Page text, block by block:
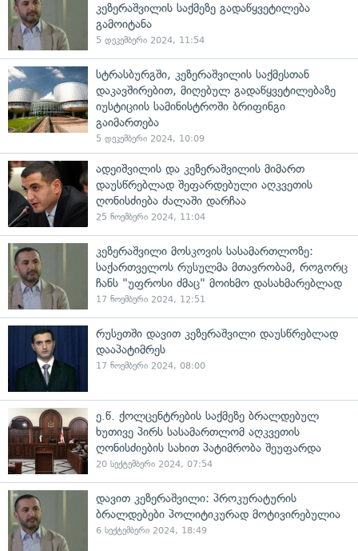
კეზერაშვილის საქმეზე გადაწყვეტილება
გამოიტანა
5 დეკემბერი 2024, 11:54
სტრასბურგში, კეზერაშვილის საქმესთან
დაკავშირებით, მიღებულ გადაწყვეტილებაზე
იუსტიციის სამინისტროში ბრიფინგი
გაიმართება
5 დეკემბერი 2024, 10:09
ადეიშვილის და კეზერაშვილის მიმართ
დაუსწრებლად შეფარდებული აღკვეთის
ღონისძიება ძალაში დარჩაა
25 ნოემბერი 2024, 11:04
კეზერაშვილი მოსკოვის სასამართლოზე:
საქართველოს რუსულმა მთავრობამ, როგორც
ჩანს "უფროსი ძმაც" მოიხმო დასახმარებლად
17 ნოემბერი 2024, 12:51
რუსეთში დავით კეზერაშვილი დაუსწრებლად
დააპატიმრეს
17 ნოემბერი 2024, 08:00
ე.წ. ქოლცენტრების საქმეზე ბრალდებულ
ხუთივე პირს სასამართლომ აღკვეთის
ღონისძიების სახით პატიმრობა შეუფარდა
20 სექტემბერი 2024, 07:54
დავით კეზერაშვილი: პროკურატურის
ბრალდებები პოლიტიკურად მოტივირებულია
6 სექტემბერი 2024, 18:49